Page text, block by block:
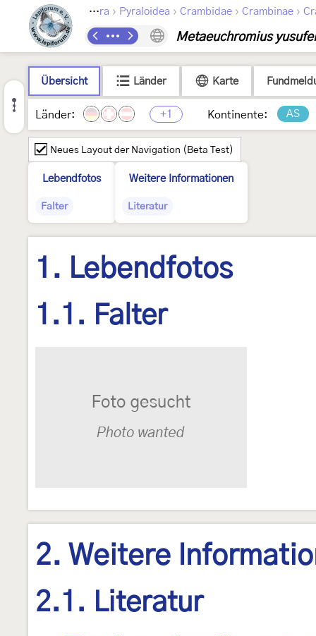
Lepidoptera › Pyraloidea › Crambidae › Crambinae ›
Metaeuchromius
Übersicht Länder Karte
Länder: +1 Kontinente: AS
Neues Layout der Navigation (Beta Test)
Lebendfotos
Falter
Weitere Informationen
Literatur
1. Lebendfotos
1.1. Falter
2. Weitere
2.1. Literatur